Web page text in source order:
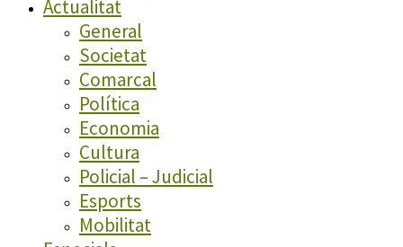
Actualitat
General
Societat
Comarcal
Política
Economia
Cultura
Policial – Judicial
Esports
Mobilitat